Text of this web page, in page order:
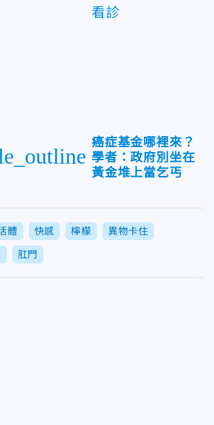
看診
癌症基金哪裡來？
學者：政府別坐在
黃金堆上當乞丐
體 快感 檸檬 異物卡住
肛門